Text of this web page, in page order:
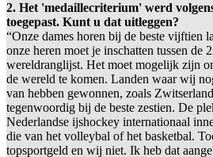
2. Het 'medaillecriterium' werd
toegepast. Kunt u dat uitleggen?
“Onze dames horen bij de beste vijftien
onze heren moet je inschatten tussen de
wereldranglijst. Het moet mogelijk zijn
de wereld te komen. Landen waar wij
van hebben gewonnen, zoals
tegenwoordig bij de beste zestien. De
Nederlandse ijshockey internationaal
die van het volleybal of het basketbal.
topsportgeld en wij niet. Ik heb dat